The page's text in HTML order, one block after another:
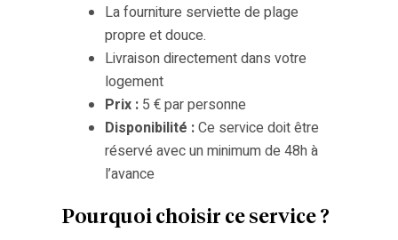
La fourniture serviette de plage
propre et douce.
Livraison directement dans votre
logement
Prix : 5 € par personne
Disponibilité :Ce service doit être
réservé avec un minimum de 48h à
l’avance
Pourquoi choisir ce service ?